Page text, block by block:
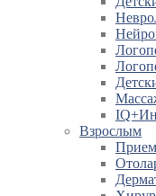
Взрослым
Прием